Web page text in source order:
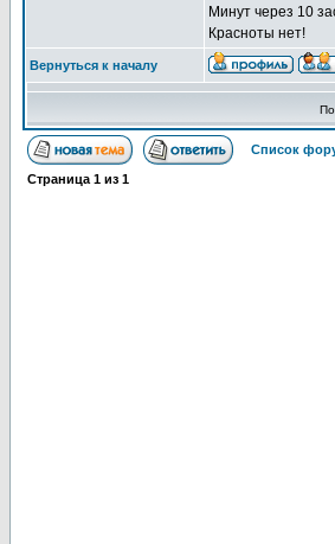
Минут через 10
Красноты нет!
Вернуться к началу
Список
Страница 1 из 1